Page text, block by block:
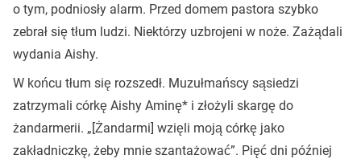
o tym, podniosły alarm. Przed domem pastora szybko
zebrał się tłum ludzi. Niektórzy uzbrojeni w noże. Zażądali
wydania Aishy.
W końcu tłum się rozszedł. Muzułmańscy sąsiedzi
zatrzymali córkę Aishy Aminę* i złożyli skargę do
żandarmerii. „[Żandarmi] wzięli moją córkę jako
zakładniczkę, żeby mnie szantażować”. Pięć dni później